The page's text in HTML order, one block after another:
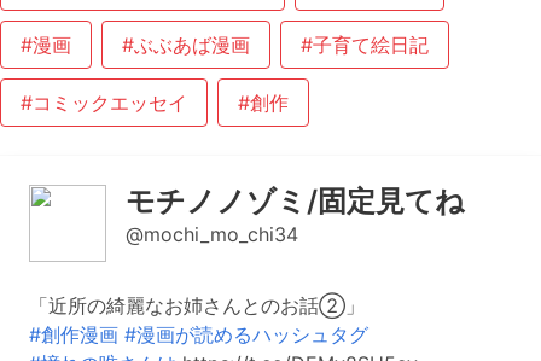
#漫画 #ぶぶあば漫画 #子育て絵日記
#コミックエッセイ #創作
モチノノゾミ/固定見てね
@mochi_mo_chi34
「近所の綺麗なお姉さんとのお話②」
#創作漫画 #漫画が読めるハッシュタグ